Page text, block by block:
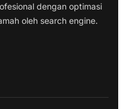
dengan optimasi
oleh search engine.